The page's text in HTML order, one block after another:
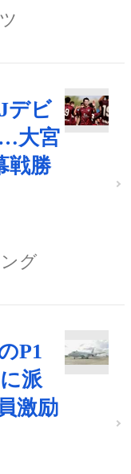
デビ
大宮
戦勝
グ
P1
派
激励